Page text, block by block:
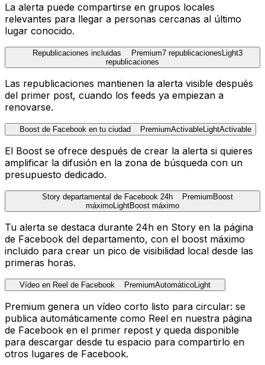
La alerta puede compartirse en grupos locales
relevantes para llegar a personas cercanas al último
lugar conocido.
Republicaciones incluidas Premium7 republicacionesLight3
republicaciones
Las republicaciones mantienen la alerta visible después
del primer post, cuando los feeds ya empiezan a
renovarse.
Boost de Facebook en tu ciudad PremiumActivableLightActivable
El Boost se ofrece después de crear la alerta si quieres
amplificar la difusión en la zona de búsqueda con un
presupuesto dedicado.
Story departamental de Facebook 24h PremiumBoost
máximoLightBoost máximo
Tu alerta se destaca durante 24h en Story en la página
de Facebook del departamento, con el boost máximo
incluido para crear un pico de visibilidad local desde las
primeras horas.
Vídeo en Reel de Facebook PremiumAutomáticoLight
Premium genera un vídeo corto listo para circular: se
publica automáticamente como Reel en nuestra página
de Facebook en el primer repost y queda disponible
para descargar desde tu espacio para compartirlo en
otros lugares de Facebook.